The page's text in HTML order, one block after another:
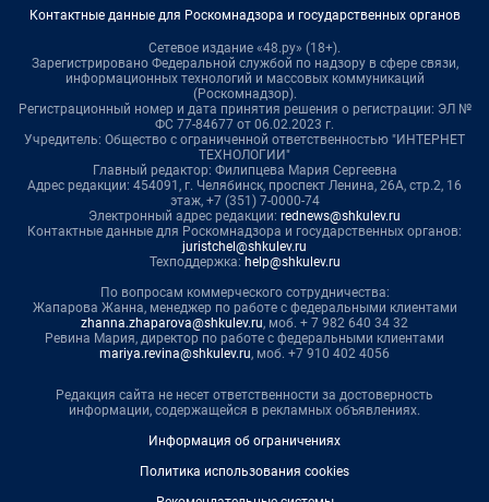
Контактные данные для Роскомнадзора и государственных органов
Сетевое издание «48.ру» (18+).
Зарегистрировано Федеральной службой по надзору в сфере связи,
информационных технологий и массовых коммуникаций
(Роскомнадзор).
Регистрационный номер и дата принятия решения о регистрации: ЭЛ №
ФС 77-84677 от 06.02.2023 г.
Учредитель: Общество с ограниченной ответственностью "ИНТЕРНЕТ
ТЕХНОЛОГИИ"
Главный редактор: Филипцева Мария Сергеевна
Адрес редакции: 454091, г. Челябинск, проспект Ленина, 26А, стр.2, 16
этаж, +7 (351) 7-0000-74
Электронный адрес редакции: rednews@shkulev.ru
Контактные данные для Роскомнадзора и государственных органов:
juristchel@shkulev.ru
Техподдержка: help@shkulev.ru
По вопросам коммерческого сотрудничества:
Жапарова Жанна, менеджер по работе с федеральными клиентами
zhanna.zhaparova@shkulev.ru, моб. + 7 982 640 34 32
Ревина Мария, директор по работе с федеральными клиентами
mariya.revina@shkulev.ru, моб. +7 910 402 4056
Редакция сайта не несет ответственности за достоверность
информации, содержащейся в рекламных объявлениях.
Информация об ограничениях
Политика использования cookies